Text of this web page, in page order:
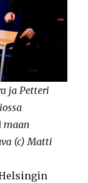
ja Petteri
maan
(c) Matti